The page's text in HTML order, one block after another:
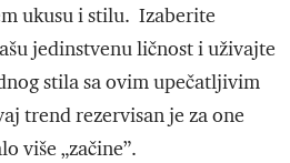
ukusu i stilu. Izaberite
jedinstvenu ličnost i uživajte
stila sa ovim upečatljivim
trend rezervisan je za one
više „začine”.